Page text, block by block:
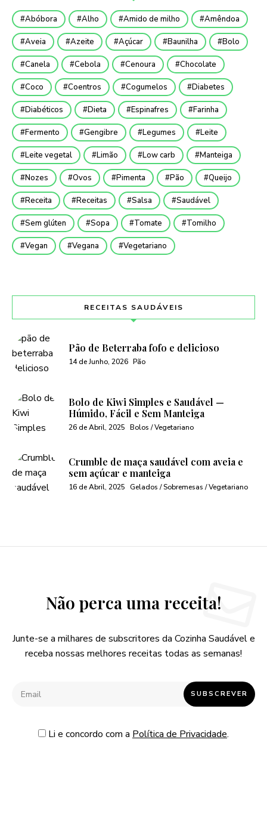
Abóbora Alho Amido de milho Amêndoa
Aveia Azeite Açúcar Baunilha Bolo
Canela Cebola Cenoura Chocolate
Coco Coentros Cogumelos Diabetes
Diabéticos Dieta Espinafres Farinha
Fermento Gengibre Legumes Leite
Leite vegetal Limão Low carb Manteiga
Nozes Ovos Pimenta Pão Queijo
Receita Receitas Salsa Saudável
Sem glúten Sopa Tomate Tomilho
Vegan Vegana Vegetariano
RECEITAS SAUDÁVEIS
Pão de Beterraba fofo e delicioso
14 de Junho, 2026 Pão
Bolo de Kiwi Simples e Saudável —
Húmido, Fácil e Sem Manteiga
26 de Abril, 2025 Bolos / Vegetariano
Crumble de maça saudável com aveia e
sem açúcar e manteiga
16 de Abril, 2025 Gelados / Sobremesas / Vegetariano
Não perca uma receita!
Junte-se a milhares de subscritores da Cozinha Saudável e
receba nossas melhores receitas todas as semanas!
Li e concordo com a Política de Privacidade.